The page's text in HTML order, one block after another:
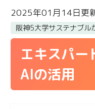
2025年01月14日更
阪神5大学サステナブル
エキスパー
AIの活用